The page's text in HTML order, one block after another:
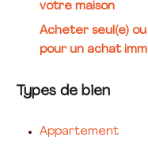
votre maison
Acheter seul(e)
pour un achat
Types de bien
Appartement